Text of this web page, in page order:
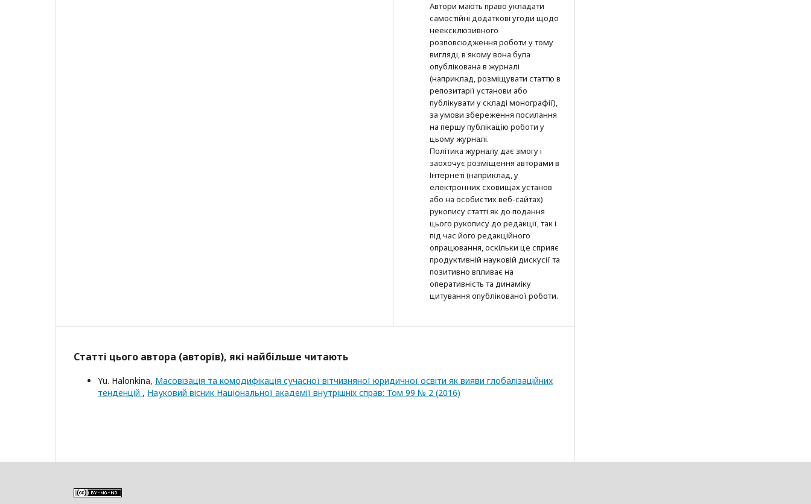
Автори мають право укладати
самостійні додаткові угоди щодо
неексклюзивного
розповсюдження роботи у тому
вигляді, в якому вона була
опублікована в журналі
(наприклад, розміщувати статтю в
репозитарії установи або
публікувати у складі монографії),
за умови збереження посилання
на першу публікацію роботи у
цьому журналі.
Політика журналу дає змогу і
заохочує розміщення авторами в
Інтернеті (наприклад, у
електронних сховищах установ
або на особистих веб-сайтах)
рукопису статті як до подання
цього рукопису до редакції, так і
під час його редакційного
опрацювання, оскільки це сприяє
продуктивній науковій дискусії та
позитивно впливає на
оперативність та динаміку
цитування опублікованої роботи.
Статті цього автора (авторів), які найбільше читають
Yu. Halonkina, Масовізація та комодифікація сучасної вітчизняної юридичної освіти як вияви глобалізаційних
тенденцій , Науковий вісник Національної академії внутрішніх справ: Том 99 № 2 (2016)